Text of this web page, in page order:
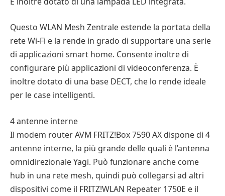
Questo WLAN Mesh Zentrale estende la portata della
rete Wi-Fi e la rende in grado di supportare una serie
di applicazioni smart home. Consente inoltre di
configurare più applicazioni di videoconferenza. È
inoltre dotato di una base DECT, che lo rende ideale
per le case intelligenti.
4 antenne interne
Il modem router AVM FRITZ!Box 7590 AX dispone di 4
antenne interne, la più grande delle quali è l’antenna
omnidirezionale Yagi. Può funzionare anche come
hub in una rete mesh, quindi può collegarsi ad altri
dispositivi come il FRITZ!WLAN Repeater 1750E e il